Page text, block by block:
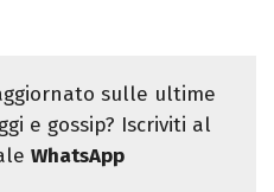
sulle ultime
e gossip? Iscriviti al
WhatsApp